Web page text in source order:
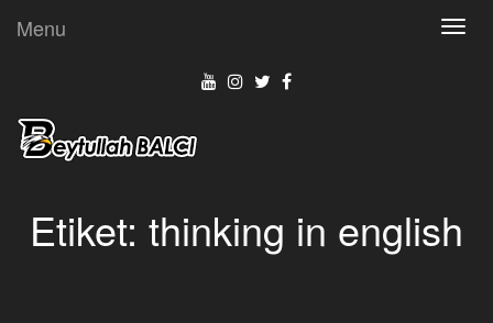
Menu
Etiket: thinking in english